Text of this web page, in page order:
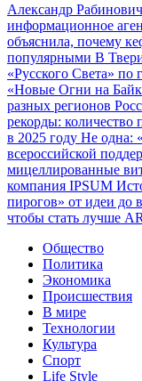
Александр
информационное
объяснила, почему
популярными В
«Русского Света» по
«Новые Огни на
разных регионов
рекорды:
в 2025 году Не одна:
всероссийской
мицеллированные
компания IPSUM
пирогов» от идеи до
чтобы стать лучше
Общество
Политика
Экономика
Происшествия
В мире
Технологии
Культура
Спорт
Life Style